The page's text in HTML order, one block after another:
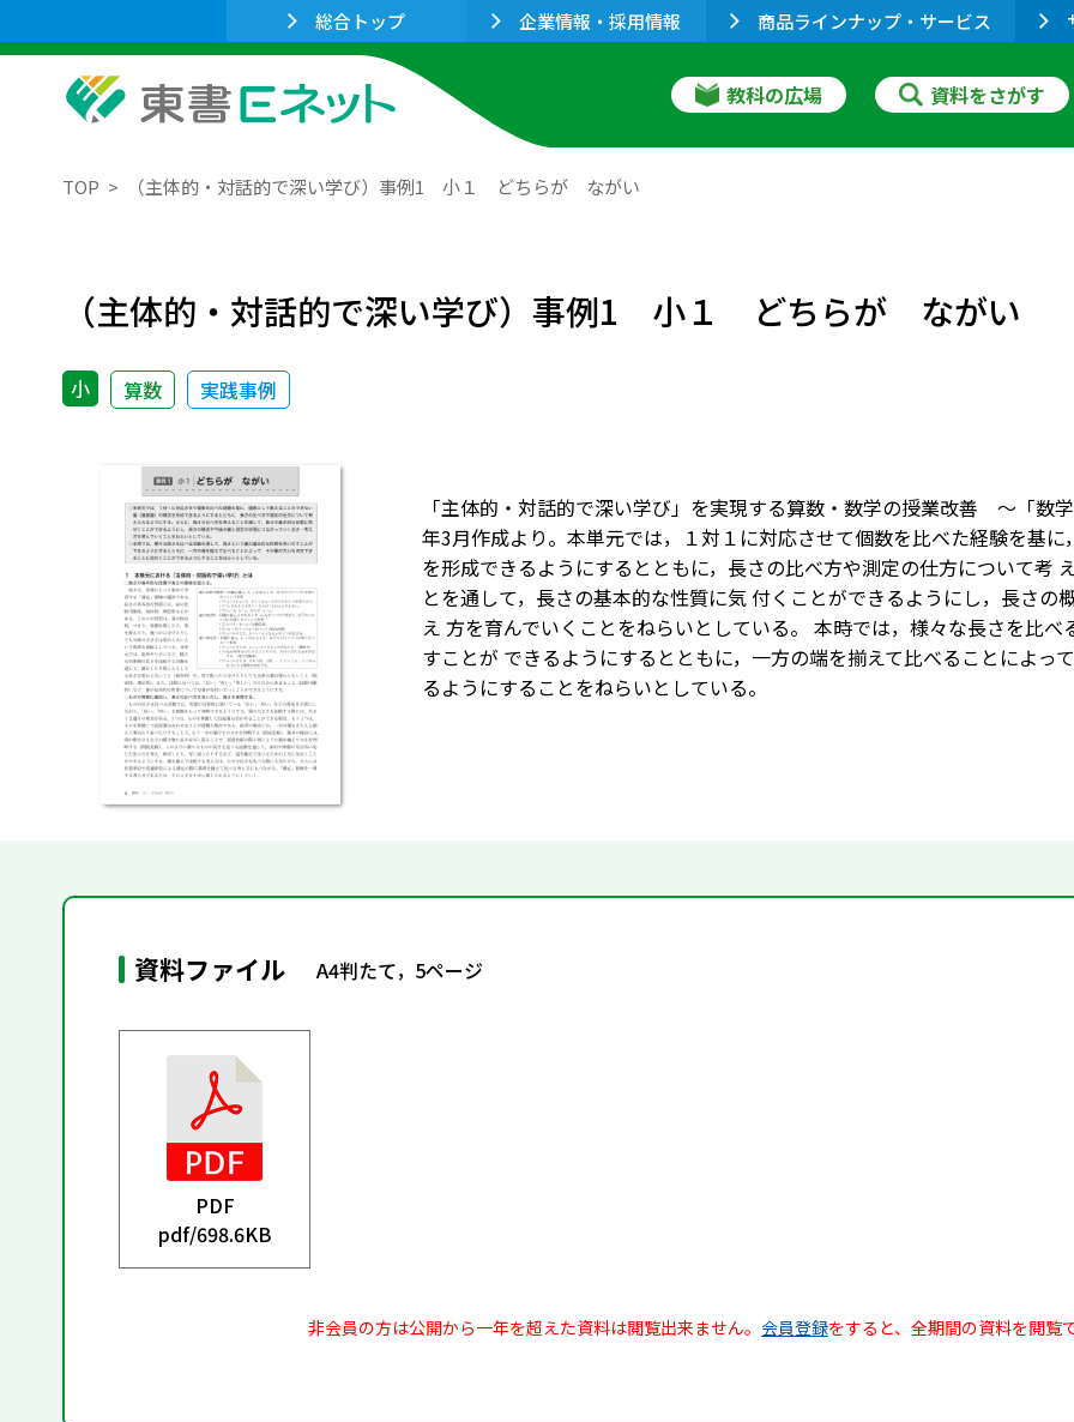
総合トップ 企業情報・採用情報 商品ラインナップ・サービス
教科の広場 資料をさがす
TOP （主体的・対話的で深い学び）事例1 小１ どちらが ながい
（主体的・対話的で深い学び）事例1 小１ どちらが ながい
小 算数 実践事例
「主体的・対話的で深い学び」を実現する算数・数学の授業改善 ～「数
年3月作成より。本単元では，１対１に対応させて個数を比べた経験を基
を形成できるようにするとともに，長さの比べ方や測定の仕方について考
とを通して，長さの基本的な性質に気 付くことができるようにし，長さ
え 方を育んでいくことをねらいとしている。 本時では，様々な長さを比
すことが できるようにするとともに，一方の端を揃えて比べることによっ
るようにすることをねらいとしている。
資料ファイル A4判たて，5ページ
PDF
pdf/698.6KB
非会員の方は公開から一年を超えた資料は閲覧出来ません。 会員登録をすると、全期間の資料を閲覧